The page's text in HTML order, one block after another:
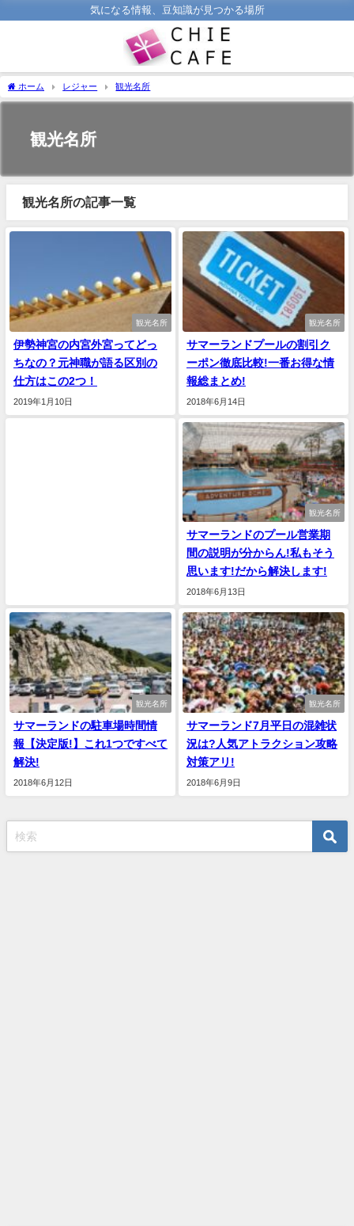
気になる情報、豆知識が見つかる場所
ホーム レジャー 観光名所
観光名所
観光名所の記事一覧
観光名所
伊勢神宮の内宮外宮ってどっ
ちなの？元神職が語る区別の
仕方はこの2つ！
2019年1月10日
観光名所
サマーランドプールの割引ク
ーポン徹底比較!一番お得な情
報総まとめ!
2018年6月14日
観光名所
サマーランドのプール営業期
間の説明が分からん!私もそう
思います!だから解決します!
2018年6月13日
観光名所
サマーランドの駐車場時間情
報【決定版!】これ1つですべて
解決!
2018年6月12日
観光名所
サマーランド7月平日の混雑状
況は?人気アトラクション攻略
対策アリ!
2018年6月9日